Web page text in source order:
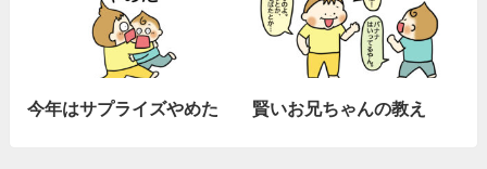
今年はサプライズやめた 賢いお兄ちゃんの教え